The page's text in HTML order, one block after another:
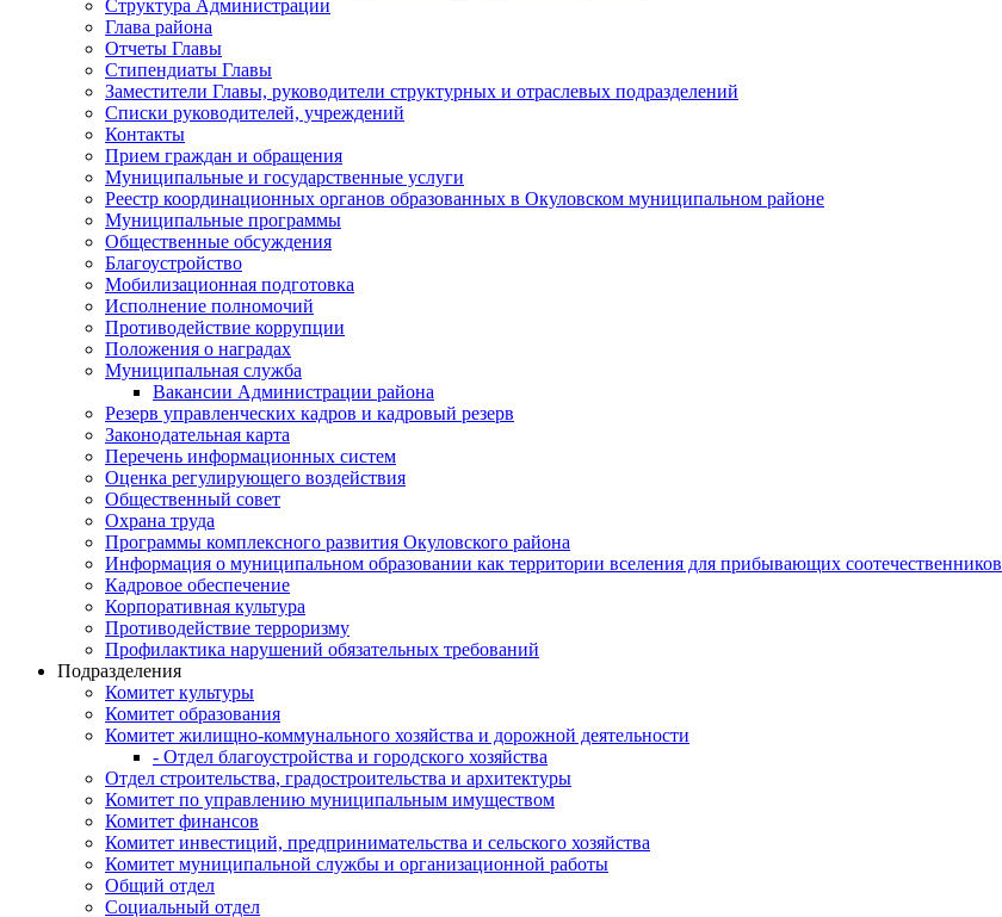
Структура Администрации
Глава района
Отчеты Главы
Стипендиаты Главы
Заместители Главы, руководители структурных и отраслевых подразделений
Списки руководителей, учреждений
Контакты
Прием граждан и обращения
Муниципальные и государственные услуги
Реестр координационных органов образованных в Окуловском муниципальном районе
Муниципальные программы
Общественные обсуждения
Благоустройство
Мобилизационная подготовка
Исполнение полномочий
Противодействие коррупции
Положения о наградах
Муниципальная служба
Вакансии Администрации района
Резерв управленческих кадров и кадровый резерв
Законодательная карта
Перечень информационных систем
Оценка регулирующего воздействия
Общественный совет
Охрана труда
Программы комплексного развития Окуловского района
Информация о муниципальном образовании как территории вселения для прибывающих соотечественников
Кадровое обеспечение
Корпоративная культура
Противодействие терроризму
Профилактика нарушений обязательных требований
Подразделения
Комитет культуры
Комитет образования
Комитет жилищно-коммунального хозяйства и дорожной деятельности
- Отдел благоустройства и городского хозяйства
Отдел строительства, градостроительства и архитектуры
Комитет по управлению муниципальным имуществом
Комитет финансов
Комитет инвестиций, предпринимательства и сельского хозяйства
Комитет муниципальной службы и организационной работы
Общий отдел
Социальный отдел